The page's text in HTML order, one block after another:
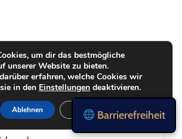
Barrierefreiheit
um dir das bestmögliche
unserer Website zu bieten.
erfahren, welche Cookies wir
in den Einstellungen deaktivieren.
Ablehnen Einstellungen